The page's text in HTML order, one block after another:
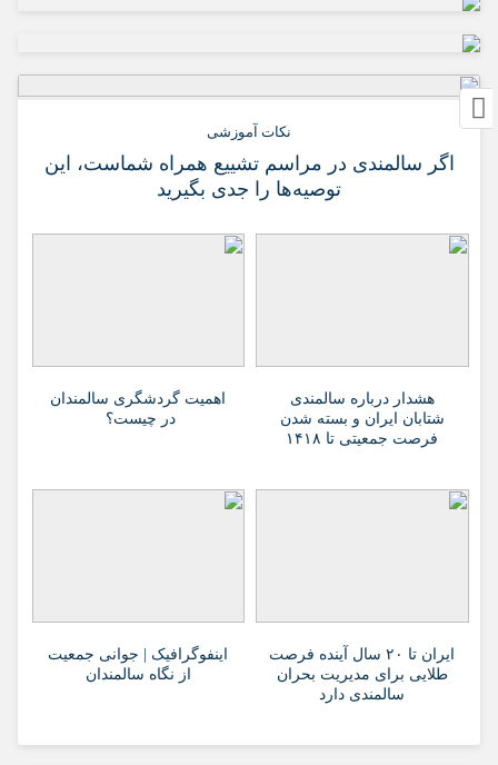
نکات آموزشی
اگر سالمندی در مراسم تشییع همراه شماست، این
توصیه‌ها را جدی بگیرید
هشدار درباره سالمندی
شتابان ایران و بسته شدن
فرصت جمعیتی تا ۱۴۱۸
اهمیت گردشگری سالمندان
در چیست؟
ایران تا ۲۰ سال آینده فرصت
طلایی برای مدیریت بحران
سالمندی دارد
اینفوگرافیک | جوانی جمعیت
از نگاه سالمندان